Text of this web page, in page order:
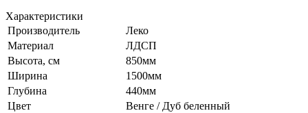
Характеристики
Производитель
Леко
Материал
ЛДСП
Высота, см
850мм
Ширина
1500мм
Глубина
440мм
Цвет
Венге / Дуб беленный